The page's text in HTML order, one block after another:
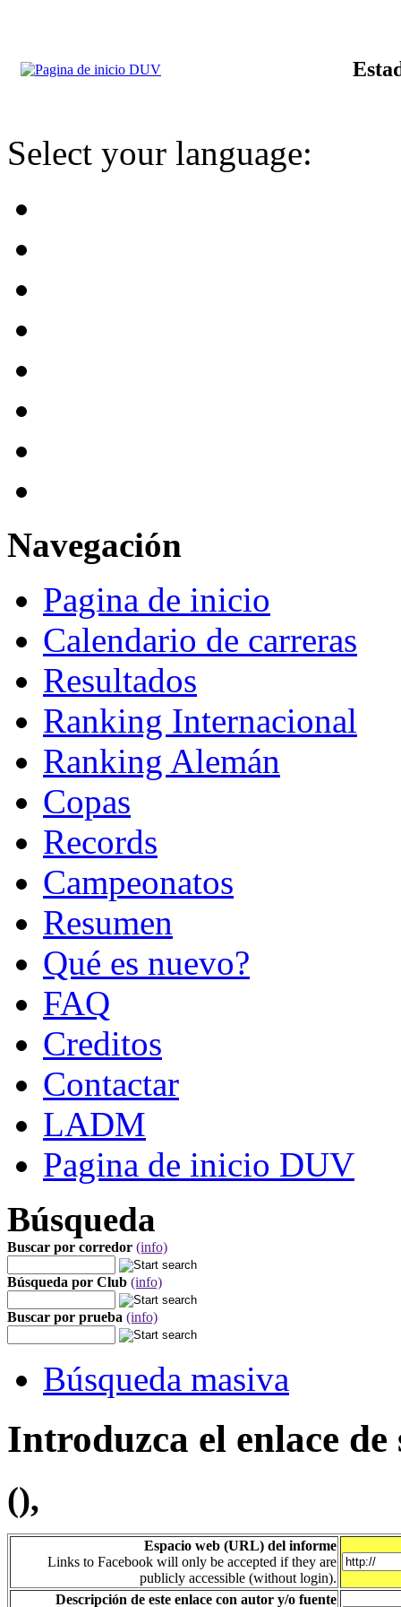
Select your language:
Navegación
Pagina de inicio
Calendario de carreras
Resultados
Ranking Internacional
Ranking Alemán
Copas
Records
Campeonatos
Resumen
Qué es nuevo?
FAQ
Creditos
Contactar
LADM
Pagina de inicio DUV
Búsqueda
Buscar por corredor (info)
Búsqueda por Club (info)
Buscar por prueba (info)
Búsqueda masiva
Introduzca el enlace
(),
Espacio web (URL) del informe
Links to Facebook will only be accepted if they are
publicly accessible (without login).
Descripción de este enlace con autor y/o fuente